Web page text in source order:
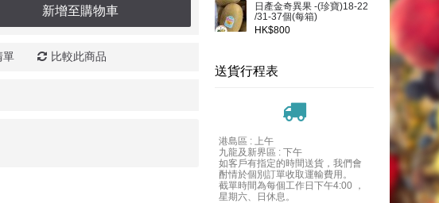
日產金奇異果 -(珍寶)18-22
/31-37個(每箱)
HK$800
送貨行程表
港島區 : 上午
九龍及新界區 : 下午
如客戶有指定的時間送貨，我們會
酎情於個別訂單收取運輸費用。
截單時間為每個工作日下午4:00 ，
星期六、日休息。
新增至購物車
單 比較此商品